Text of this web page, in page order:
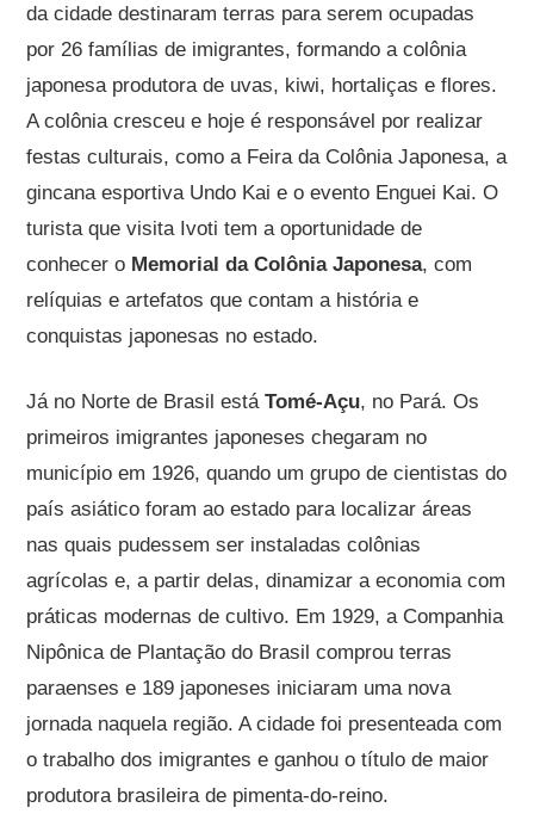
da cidade destinaram terras para serem ocupadas
por 26 famílias de imigrantes, formando a colônia
japonesa produtora de uvas, kiwi, hortaliças e flores.
A colônia cresceu e hoje é responsável por realizar
festas culturais, como a Feira da Colônia Japonesa, a
gincana esportiva Undo Kai e o evento Enguei Kai. O
turista que visita Ivoti tem a oportunidade de
conhecer o Memorial da Colônia Japonesa, com
relíquias e artefatos que contam a história e
conquistas japonesas no estado.
Já no Norte de Brasil estáTomé-Açu, no Pará. Os
primeiros imigrantes japoneses chegaram no
município em 1926, quando um grupo de cientistas do
país asiático foram ao estado para localizar áreas
nas quais pudessem ser instaladas colônias
agrícolas e, a partir delas, dinamizar a economia com
práticas modernas de cultivo. Em 1929, a Companhia
Nipônica de Plantação do Brasil comprou terras
paraenses e 189 japoneses iniciaram uma nova
jornada naquela região. A cidade foi presenteada com
o trabalho dos imigrantes e ganhou o título de maior
produtora brasileira de pimenta-do-reino.